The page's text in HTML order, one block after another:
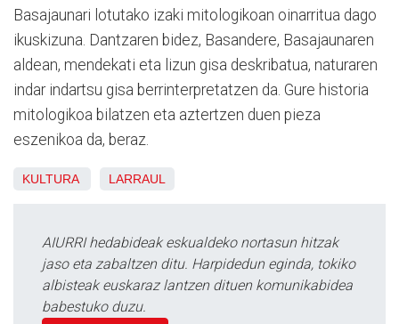
Basajaunari lotutako izaki mitologikoan oinarritua dago
ikuskizuna. Dantzaren bidez, Basandere, Basajaunaren
aldean, mendekati eta lizun gisa deskribatua, naturaren
indar indartsu gisa berrinterpretatzen da. Gure historia
mitologikoa bilatzen eta aztertzen duen pieza
eszenikoa da, beraz.
KULTURA LARRAUL
AIURRI hedabideak eskualdeko nortasun hitzak
jaso eta zabaltzen ditu. Harpidedun eginda, tokiko
albisteak euskaraz lantzen dituen komunikabidea
babestuko duzu.